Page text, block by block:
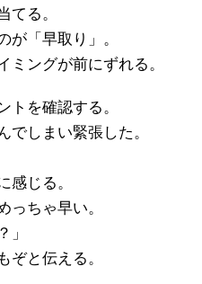
てる。
が「早取り」。
ミングが前にずれる。
トを確認する。
でしまい緊張した。
感じる。
っちゃ早い。
」
ぞと伝える。